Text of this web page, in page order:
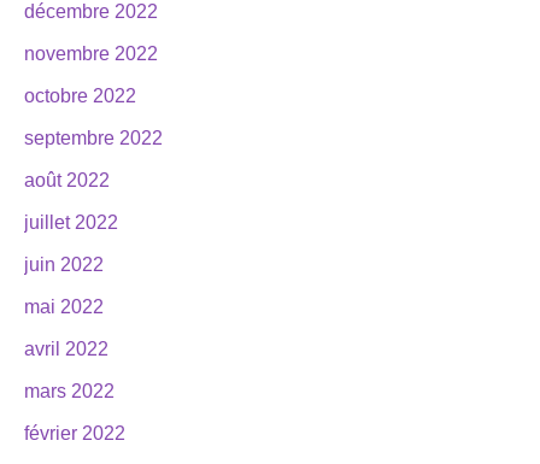
décembre 2022
novembre 2022
octobre 2022
septembre 2022
août 2022
juillet 2022
juin 2022
mai 2022
avril 2022
mars 2022
février 2022